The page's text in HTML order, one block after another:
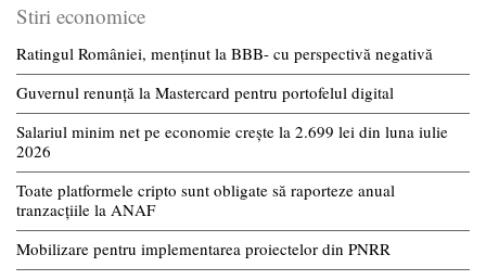
Stiri economice
Ratingul României, menținut la BBB- cu perspectivă negativă
Guvernul renunță la Mastercard pentru portofelul digital
Salariul minim net pe economie crește la 2.699 lei din luna iulie
2026
Toate platformele cripto sunt obligate să raporteze anual
tranzacțiile la ANAF
Mobilizare pentru implementarea proiectelor din PNRR